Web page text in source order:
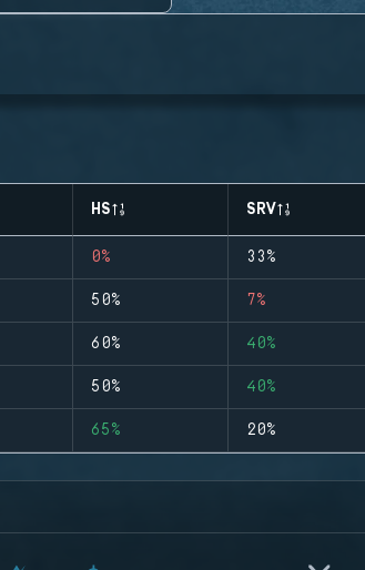
HS SRV
0% 33%
50% 7%
60% 40%
50% 40%
65% 20%